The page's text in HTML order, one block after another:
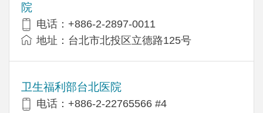
院
电话：+886-2-2897-0011
地址：台北市北投区立德路125号
卫生福利部台北医院
电话：+886-2-22765566 #4